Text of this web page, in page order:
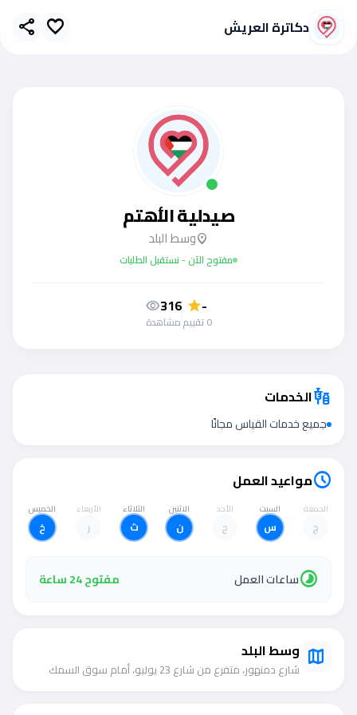
دكاترة العريش favorite
share
صيدلية الأهتم
location_onوسط البلد
مفتوح الآن - نستقبل الطلبات
-
star
0 تقييم
316
visibility
مشاهدة
vaccinesالخدمات
جميع خدمات القياس مجانًا
scheduleمواعيد العمل
الجمعة
ج
السبت
س
الأحد
ح
الاثنين
ن
الثلاثاء
ث
الأربعاء
ر
الخميس
خ
timelapseساعات العمل مفتوح 24 ساعة
map وسط البلد
شارع دمنهور، متفرع من شارع 23 يوليو، أمام سوق السمك